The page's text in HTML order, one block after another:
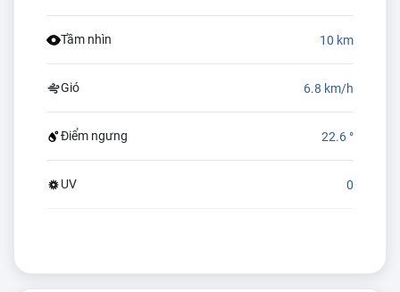
Tầm nhìn 10 km
Gió 6.8 km/h
Điểm ngưng 22.6 °
UV 0